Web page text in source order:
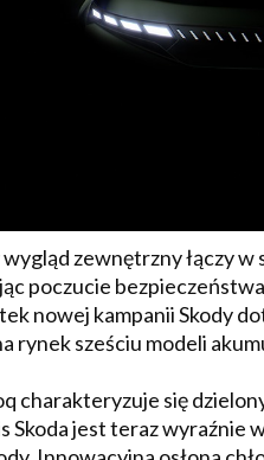
zewnętrzny łączy
poczucie
nowej kampanii Skody
rynek sześciu modeli
charakteryzuje się
Skoda jest teraz wyraźnie